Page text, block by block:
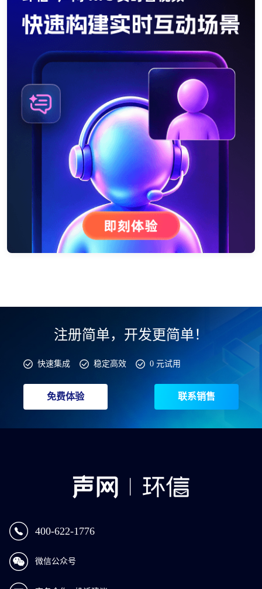
注册简单，开发更简单！
快速集成 稳定高效 0 元试用
免费体验 联系销售
400-622-1776
微信公众号